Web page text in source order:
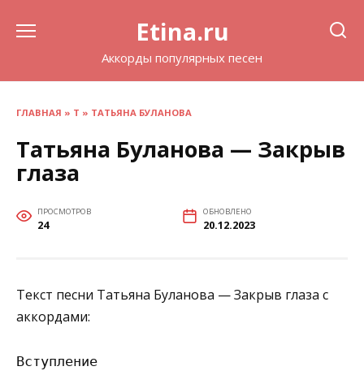
Etina.ru
Аккорды популярных песен
ГЛАВНАЯ » Т » ТАТЬЯНА БУЛАНОВА
Татьяна Буланова — Закрыв
глаза
ПРОСМОТРОВ
24
ОБНОВЛЕНО
20.12.2023
Текст песни Татьяна Буланова — Закрыв глаза с
аккордами:
Вступление